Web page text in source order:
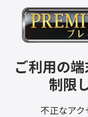
ご利用の
制限
不正なアク